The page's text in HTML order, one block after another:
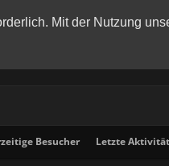
Mit der Nutzung
Besucher Letzte